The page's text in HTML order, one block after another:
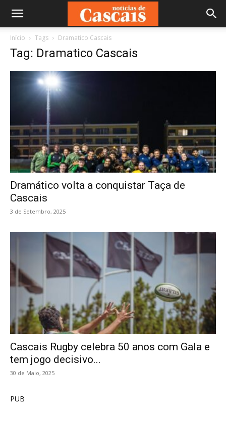
Início Tags Dramatico Cascais
Tag: Dramatico Cascais
Dramático volta a conquistar Taça de
Cascais
3 de Setembro, 2025
Cascais Rugby celebra 50 anos com Gala e
tem jogo decisivo...
30 de Maio, 2025
PUB